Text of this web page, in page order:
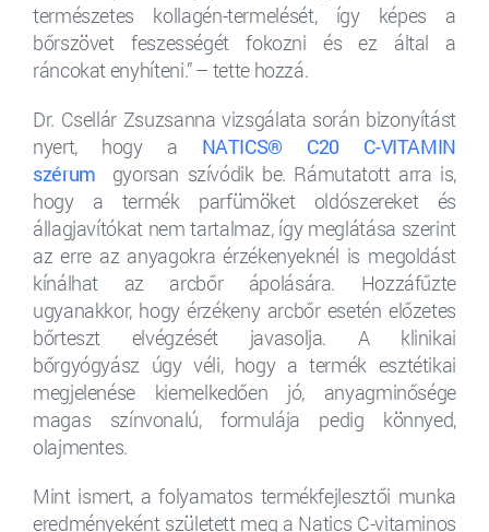
természetes kollagén-termelését, így képes a
bőrszövet feszességét fokozni és ez által a
ráncokat enyhíteni.” – tette hozzá.
Dr. Csellár Zsuzsanna vizsgálata során bizonyítást
nyert, hogy a NATICS® C20 C-VITAMIN
szérum gyorsan szívódik be. Rámutatott arra is,
hogy a termék parfümöket oldószereket és
állagjavítókat nem tartalmaz, így meglátása szerint
az erre az anyagokra érzékenyeknél is megoldást
kínálhat az arcbőr ápolására. Hozzáfűzte
ugyanakkor, hogy érzékeny arcbőr esetén előzetes
bőrteszt elvégzését javasolja. A klinikai
bőrgyógyász úgy véli, hogy a termék esztétikai
megjelenése kiemelkedően jó, anyagminősége
magas színvonalú, formulája pedig könnyed,
olajmentes.
Mint ismert, a folyamatos termékfejlesztői munka
eredményeként született meg a Natics C-vitaminos